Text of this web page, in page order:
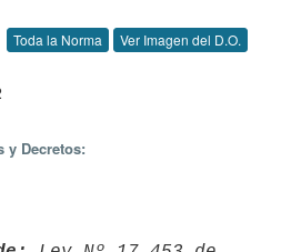
Toda la Norma Ver Imagen del D.O.
y Decretos: